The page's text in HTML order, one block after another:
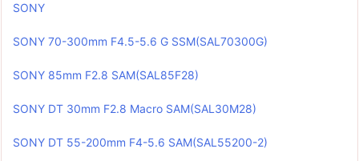
SONY
SONY 70-300mm F4.5-5.6 G SSM(SAL70300G)
SONY 85mm F2.8 SAM(SAL85F28)
SONY DT 30mm F2.8 Macro SAM(SAL30M28)
SONY DT 55-200mm F4-5.6 SAM(SAL55200-2)